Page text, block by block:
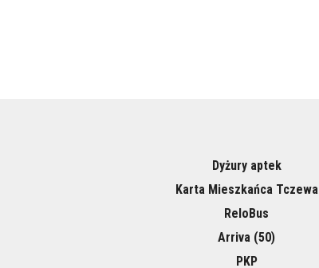
Dyżury aptek
Karta Mieszkańca Tczewa
ReloBus
Arriva (50)
PKP